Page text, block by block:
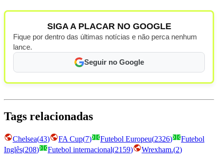
SIGA A PLACAR NO GOOGLE
Fique por dentro das últimas notícias e não perca nenhum
lance.
Seguir no Google
Tags relacionadas
Chelsea(43) FA Cup(7) Futebol Europeu(2326)
Futebol
Inglês(208) Futebol internacional(2159) Wrexham.(2)